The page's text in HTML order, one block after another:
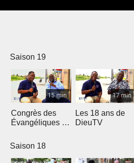
Saison 19
15 min
Congrès des
Évangéliques de
Francophone
17 min
Les 18 ans de
DieuTV
Saison 18